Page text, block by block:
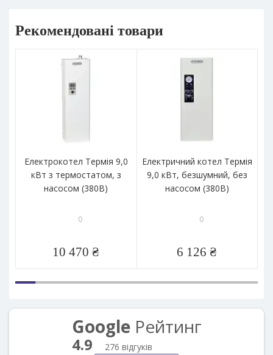
Рекомендовані товари
Електрокотел Термія 9,0
кВт з термостатом, з
насосом (380В)
0
10 470 ₴
Електричний котел Термія
9,0 кВт, безшумний, без
насосом (380В)
0
6 126 ₴
GoogleРейтинг
4.9
276 відгуків